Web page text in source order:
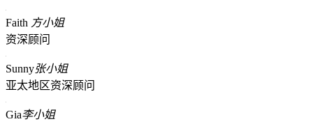
Faith 方小姐
资深顾问
Sunny张小姐
亚太地区资深顾问
Gia李小姐